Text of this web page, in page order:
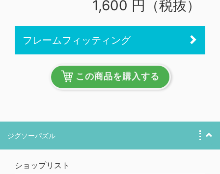
1,600 円（税抜）
フレームフィッティング
この商品を購入する
ジグソーパズル
ショップリスト